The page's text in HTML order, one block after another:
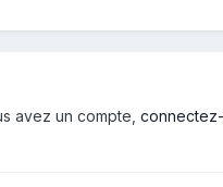
avez un compte,